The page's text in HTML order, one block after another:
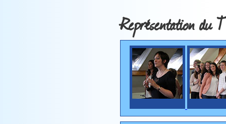
Représentation du